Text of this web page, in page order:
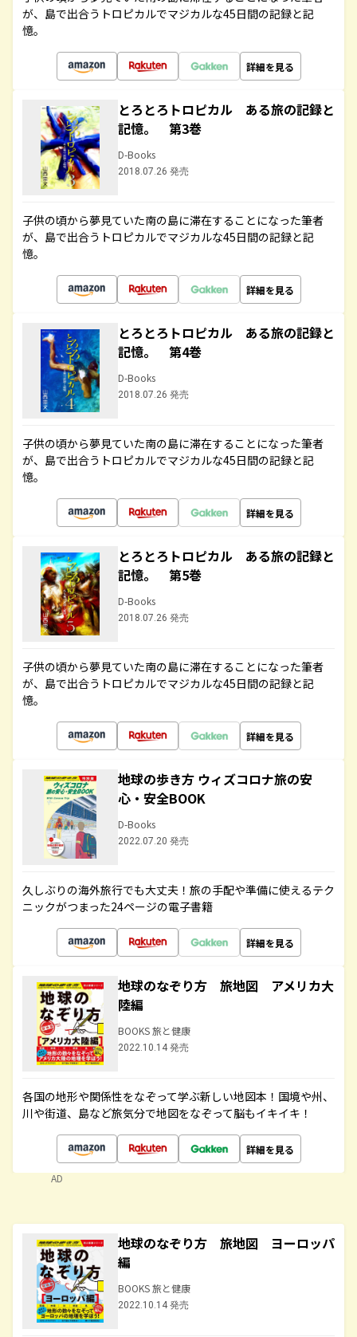
が、島で出合うトロピカルでマジカルな45日間の記録と記
憶。
詳細を見る
とろとろトロピカル ある旅の記録と
記憶。 第3巻
D-Books
2018.07.26 発売
子供の頃から夢見ていた南の島に滞在することになった筆者
が、島で出合うトロピカルでマジカルな45日間の記録と記
憶。
詳細を見る
とろとろトロピカル ある旅の記録と
記憶。 第4巻
D-Books
2018.07.26 発売
子供の頃から夢見ていた南の島に滞在することになった筆者
が、島で出合うトロピカルでマジカルな45日間の記録と記
憶。
詳細を見る
とろとろトロピカル ある旅の記録と
記憶。 第5巻
D-Books
2018.07.26 発売
子供の頃から夢見ていた南の島に滞在することになった筆者
が、島で出合うトロピカルでマジカルな45日間の記録と記
憶。
詳細を見る
地球の歩き方 ウィズコロナ旅の安
心・安全BOOK
D-Books
2022.07.20 発売
久しぶりの海外旅行でも大丈夫！旅の手配や準備に使えるテク
ニックがつまった24ページの電子書籍
詳細を見る
地球のなぞり方 旅地図 アメリカ大
陸編
BOOKS 旅と健康
2022.10.14 発売
各国の地形や関係性をなぞって学ぶ新しい地図本！国境や州、
川や街道、島など旅気分で地図をなぞって脳もイキイキ！
詳細を見る
AD
地球のなぞり方 旅地図 ヨーロッパ
編
BOOKS 旅と健康
2022.10.14 発売